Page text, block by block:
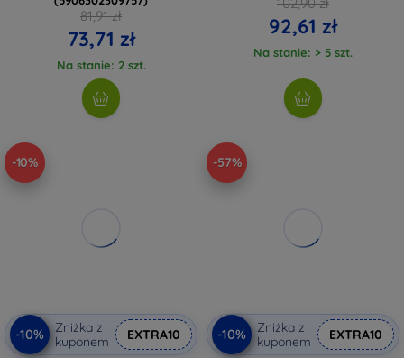
81,91 zł
73,71 zł
Na stanie: 2 szt.
92,61 zł
Na stanie: > 5 szt.
-10%
-10%
Zniżka z
kuponem
EXTRA10
-57%
-10%
Zniżka z
kuponem
EXTRA10